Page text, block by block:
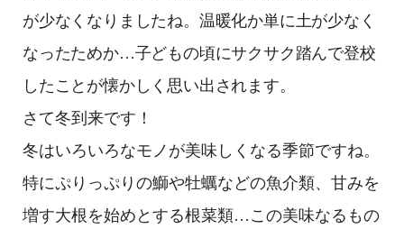
が少なくなりましたね。 温暖化か単に土が少なく
なったためか…子どもの頃にサクサク踏んで登校
したことが懐かしく思い出されます。
さて冬到来です！
冬はいろいろなモノが美味しくなる季節ですね。
特にぷりっぷりの鰤や牡蠣などの魚介類、甘みを
増す大根を始めとする根菜類…この美味なるもの